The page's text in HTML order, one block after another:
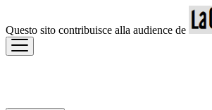
Questo sito contribuisce alla audience de